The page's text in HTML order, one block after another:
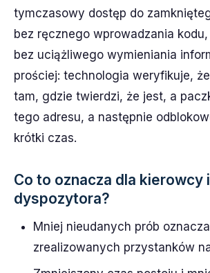
tymczasowy dostęp do
bez ręcznego wprowadzania
bez uciążliwego wymieniania
prościej: technologia weryfikuje,
tam, gdzie twierdzi, że jest, a
tego adresu, a następnie
krótki czas.
Co to oznacza dla kierowcy i
dyspozytora?
Mniej nieudanych prób
zrealizowanych przystanków